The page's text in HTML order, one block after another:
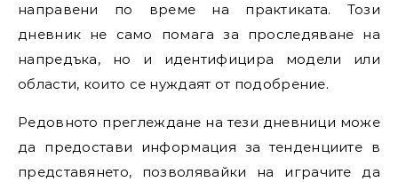
направени по време на практиката. Този
дневник не само помага за проследяване на
напредъка, но и идентифицира модели или
области, които се нуждаят от подобрение.
Редовното преглеждане на тези дневници може
да предостави информация за тенденциите в
представянето, позволявайки на играчите да